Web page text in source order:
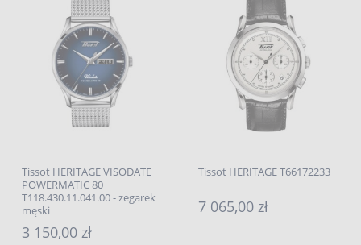
Tissot HERITAGE VISODATE
POWERMATIC 80
T118.430.11.041.00 - zegarek
męski
3 150,00 zł
Tissot HERITAGE T66172233
7 065,00 zł